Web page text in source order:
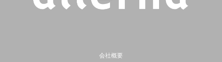
会社概要